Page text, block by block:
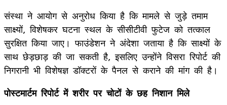
संस्था ने आयोग से अनुरोध किया है कि मामले से जुड़े तमाम
साक्ष्यों, विशेषकर घटना स्थल के सीसीटीवी फुटेज को तत्काल
सुरक्षित किया जाए। फाउंडेशन ने अंदेशा जताया है कि साक्ष्यों के
साथ छेड़छाड़ की जा सकती है, इसलिए उन्होंने विसरा रिपोर्ट की
निगरानी भी विशेषज्ञ डॉक्टरों के पैनल से कराने की मांग की है।
पोस्टमार्टम रिपोर्ट में शरीर पर चोटों के छह निशान मिले